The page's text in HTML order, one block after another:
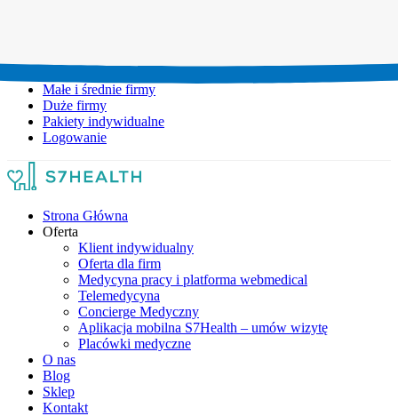
Małe i średnie firmy
Duże firmy
Pakiety indywidualne
Logowanie
Strona Główna
Oferta
Klient indywidualny
Oferta dla firm
Medycyna pracy i platforma webmedical
Telemedycyna
Concierge Medyczny
Aplikacja mobilna S7Health – umów wizytę
Placówki medyczne
O nas
Blog
Sklep
Kontakt